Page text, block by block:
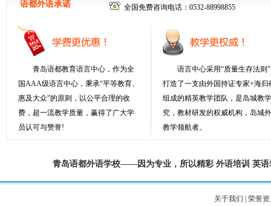
语都外语承诺 全国免费咨询电话：0532-88998855
青岛语都教育语言中心，作为全
国AAA级语言中心，秉承“平等教育、
惠及大众”的原则，以公平合理的收
费，超一流教学质量，赢得了广大学
员认可与赞誉!
语言中心采用“质量生存法则
打造了一支由外国持证专家+海归
组成的精英教学团队，是岛城教
究，教材研发的权威机构，岛城
教学领航者。
青岛语都外语学校——因为专业，所以精彩 外语培训 英语
关于我们 荣誉